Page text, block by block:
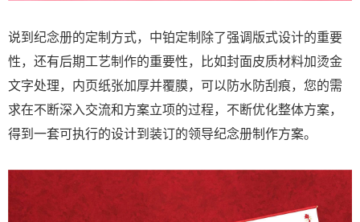
说到纪念册的定制方式，中铂定制除了强调版式设计的重要
性，还有后期工艺制作的重要性，比如封面皮质材料加烫金
文字处理，内页纸张加厚并覆膜，可以防水防刮痕，您的需
求在不断深入交流和方案立项的过程，不断优化整体方案，
得到一套可执行的设计到装订的领导纪念册制作方案。